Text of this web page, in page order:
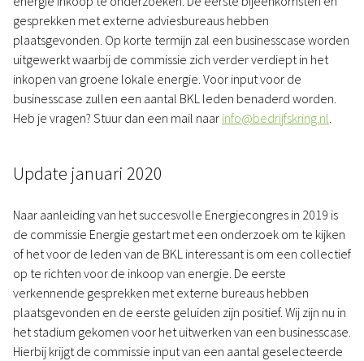
gesprekken met externe adviesbureaus hebben
plaatsgevonden. Op korte termijn zal een businesscase worden
uitgewerkt waarbij de commissie zich verder verdiept in het
inkopen van groene lokale energie. Voor input voor de
businesscase zullen een aantal BKL leden benaderd worden.
Heb je vragen? Stuur dan een mail naar info@bedrijfskring.nl
Update januari 2020
Naar aanleiding van het succesvolle Energiecongres in 2019 is
de commissie Energie gestart met een onderzoek om te kijken
of het voor de leden van de BKL interessant is om een collectief
op te richten voor de inkoop van energie. De eerste
verkennende gesprekken met externe bureaus hebben
plaatsgevonden en de eerste geluiden zijn positief. Wij zijn nu in
het stadium gekomen voor het uitwerken van een businesscase.
Hierbij krijgt de commissie input van een aantal geselecteerde